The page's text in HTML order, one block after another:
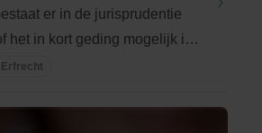
er in de jurisprudentie
het in kort geding mogelijk is
Erfrecht